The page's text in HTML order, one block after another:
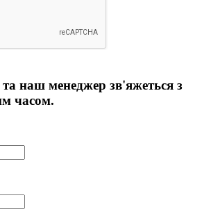
наш менеджер зв'яжеться з
часом.